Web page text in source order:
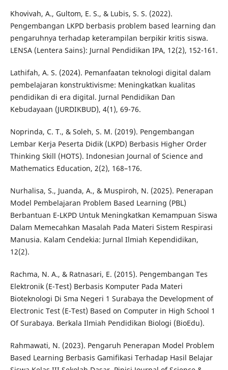
Khovivah, A., Gultom, E. S., & Lubis, S. S. (2022).
Pengembangan LKPD berbasis problem based learning dan
pengaruhnya terhadap keterampilan berpikir kritis siswa.
LENSA (Lentera Sains): Jurnal Pendidikan IPA, 12(2), 152-161.
Lathifah, A. S. (2024). Pemanfaatan teknologi digital dalam
pembelajaran konstruktivisme: Meningkatkan kualitas
pendidikan di era digital. Jurnal Pendidikan Dan
Kebudayaan (JURDIKBUD), 4(1), 69-76.
Noprinda, C. T., & Soleh, S. M. (2019). Pengembangan
Lembar Kerja Peserta Didik (LKPD) Berbasis Higher Order
Thinking Skill (HOTS). Indonesian Journal of Science and
Mathematics Education, 2(2), 168–176.
Nurhalisa, S., Juanda, A., & Muspiroh, N. (2025). Penerapan
Model Pembelajaran Problem Based Learning (PBL)
Berbantuan E-LKPD Untuk Meningkatkan Kemampuan Siswa
Dalam Memecahkan Masalah Pada Materi Sistem Respirasi
Manusia. Kalam Cendekia: Jurnal Ilmiah Kependidikan,
12(2).
Rachma, N. A., & Ratnasari, E. (2015). Pengembangan Tes
Elektronik (E-Test) Berbasis Komputer Pada Materi
Bioteknologi Di Sma Negeri 1 Surabaya the Development of
Electronic Test (E-Test) Based on Computer in High School 1
Of Surabaya. Berkala Ilmiah Pendidikan Biologi (BioEdu).
Rahmawati, N. (2023). Pengaruh Penerapan Model Problem
Based Learning Berbasis Gamifikasi Terhadap Hasil Belajar